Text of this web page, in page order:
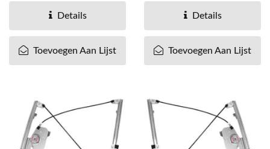
338-229-106 51...
Details
Toevoegen Aan Lijst
338-229-105 51...
Details
Toevoegen Aan Lijst